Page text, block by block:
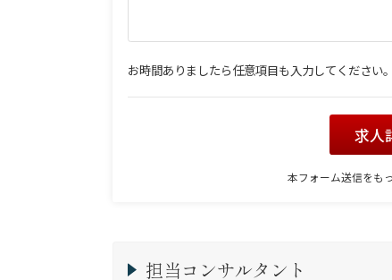
お時間ありましたら任意項目も入力してください。
求人
本フォーム送信をも
担当コンサルタント